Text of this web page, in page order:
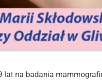
lat na badania